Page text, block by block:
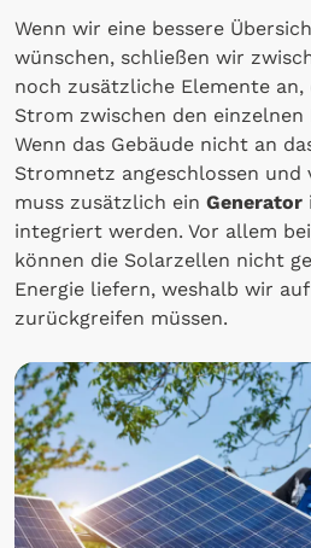
Wenn wir eine bessere
wünschen, schließen wir
noch zusätzliche Elemente an,
Strom zwischen den
Wenn das Gebäude nicht an
Stromnetz angeschlossen und
muss zusätzlich ein Generator
integriert werden. Vor allem
können die Solarzellen nicht
Energie liefern, weshalb wir
zurückgreifen müssen.